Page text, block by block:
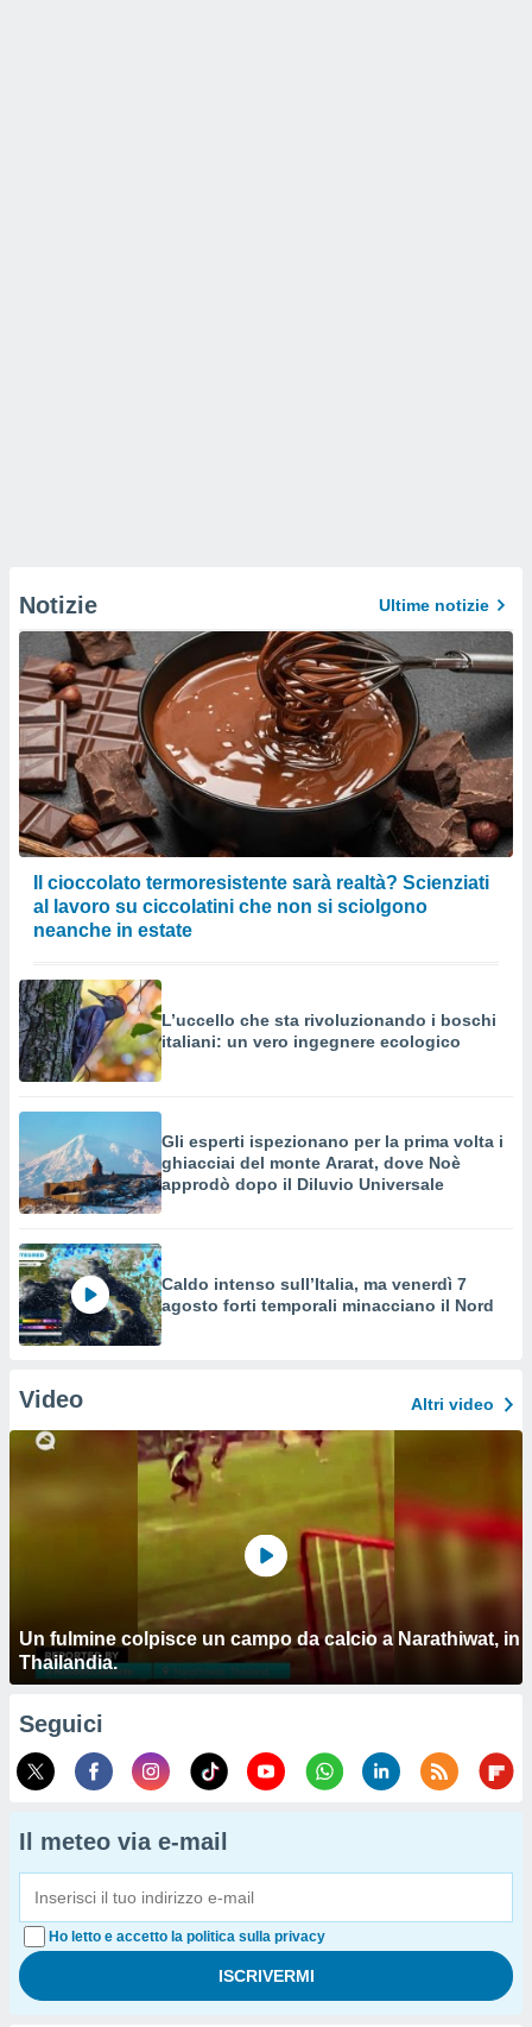
Notizie Ultime notizie
Il cioccolato termoresistente sarà realtà? Scienziati
al lavoro su ciccolatini che non si sciolgono
neanche in estate
L’uccello che sta rivoluzionando i boschi
italiani: un vero ingegnere ecologico
Gli esperti ispezionano per la prima volta i
ghiacciai del monte Ararat, dove Noè
approdò dopo il Diluvio Universale
Caldo intenso sull’Italia, ma venerdì 7
agosto forti temporali minacciano il Nord
Video Altri video
Un fulmine colpisce un campo da calcio a Narathiwat, in
Thailandia.
Seguici
Il meteo via e-mail
Ho letto e accetto la politica sulla privacy